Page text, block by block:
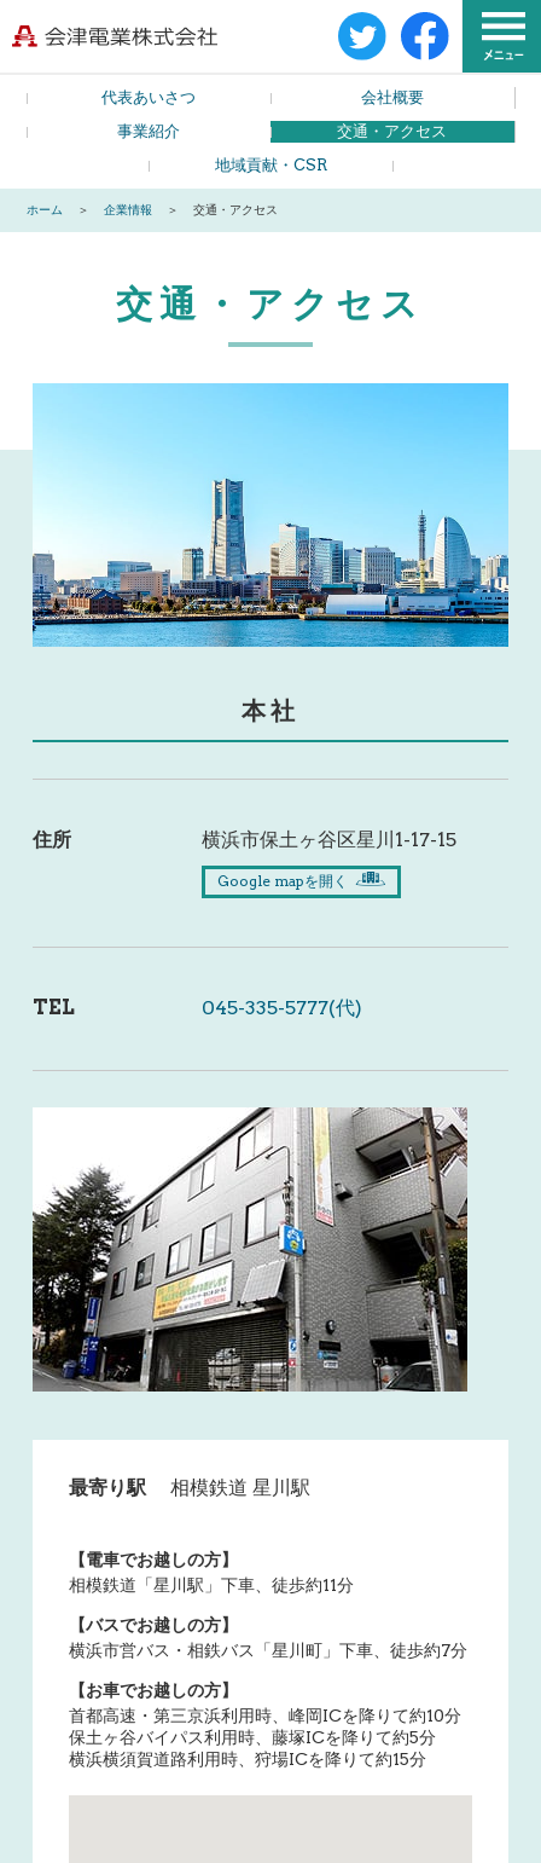
代表あいさつ
会社概要
事業紹介
交通・アクセス
地域貢献・CSR
ホーム 企業情報 交通・アクセス
交通・アクセス
本社
住所 横浜市保土ヶ谷区星川1-17-15
Google mapを開く
TEL 045-335-5777(代)
最寄り駅 相模鉄道 星川駅
【電車でお越しの方】
相模鉄道「星川駅」下車、徒歩約11分
【バスでお越しの方】
横浜市営バス・相鉄バス「星川町」下車、徒歩約7分
【お車でお越しの方】
首都高速・第三京浜利用時、峰岡ICを降りて約10分
保土ヶ谷バイパス利用時、藤塚ICを降りて約5分
横浜横須賀道路利用時、狩場ICを降りて約15分